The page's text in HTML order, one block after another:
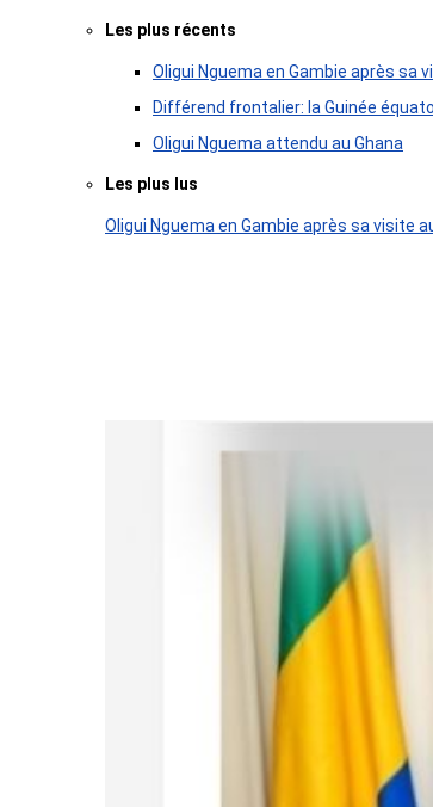
Les plus récents
Oligui Nguema en Gambie après sa
Différend frontalier: la Guinée
Oligui Nguema attendu au Ghana
Les plus lus
Oligui Nguema en Gambie après sa visite